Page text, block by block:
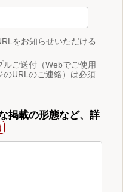
をお知らせいただける
ご送付（Webでご使用
URLのご連絡）は必須
掲載の形態など、詳